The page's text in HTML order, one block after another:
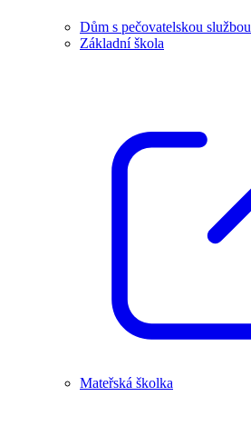
Dům s pečovatelskou službou
Základní škola
Mateřská školka